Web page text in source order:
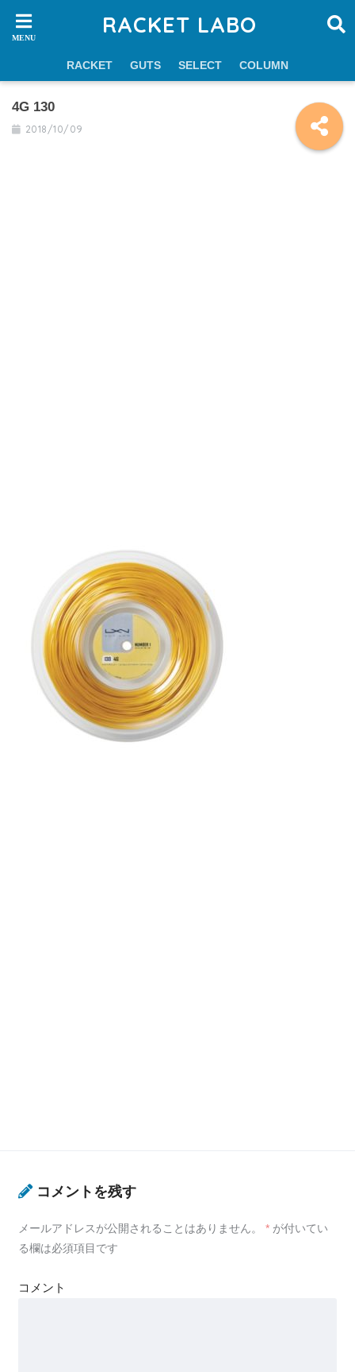
RACKET LABO
RACKET GUTS SELECT COLUMN
4G 130
2018/10/09
コメントを残す
メールアドレスが公開されることはありません。 *が付いてい
る欄は必須項目です
コメント